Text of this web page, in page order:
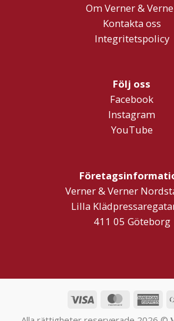
Om Verner &
Kontakta oss
Integritetspolicy
Följ oss
Facebook
Instagram
YouTube
Verner & Verner
Lilla
411 05 Göteborg
Visa